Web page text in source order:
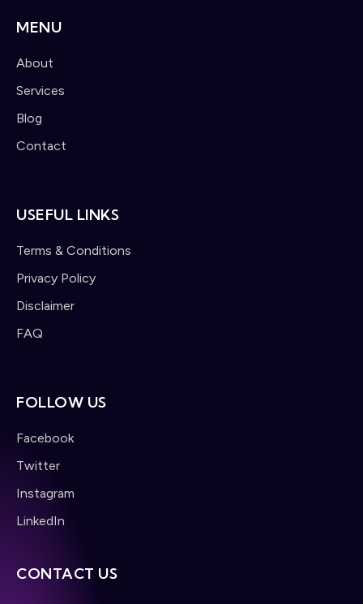
MENU
About
Services
Blog
Contact
USEFUL LINKS
Terms & Conditions
Privacy Policy
Disclaimer
FAQ
FOLLOW US
Facebook
Twitter
Instagram
LinkedIn
CONTACT US